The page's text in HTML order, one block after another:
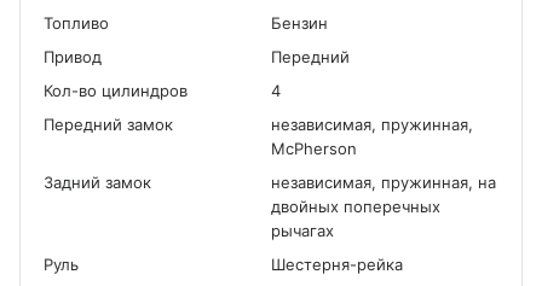
Топливо
Бензин
Привод
Передний
Кол-во цилиндров
4
Передний замок
независимая, пружинная,
McPherson
Задний замок
независимая, пружинная, на
двойных поперечных
рычагах
Руль
Шестерня-рейка